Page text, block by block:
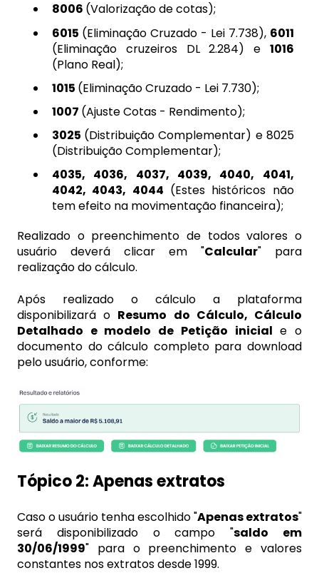
8006 (Valorização de cotas);
6015 (Eliminação Cruzado - Lei 7.738), 6011
(Eliminação cruzeiros DL 2.284) e 1016
(Plano Real);
1015 (Eliminação Cruzado - Lei 7.730);
1007 (Ajuste Cotas - Rendimento);
3025 (Distribuição Complementar) e 8025
(Distribuição Complementar);
4035, 4036, 4037, 4039, 4040, 4041,
4042, 4043, 4044 (Estes históricos não
tem efeito na movimentação financeira);​
Realizado o preenchimento de todos valores o
usuário deverá clicar em "Calcular" para
realização do cálculo.
Após realizado o cálculo a plataforma
disponibilizará o Resumo do Cálculo, Cálculo
Detalhado e modelo de Petição inicial e o
documento do cálculo completo para download
pelo usuário, conforme:
Tópico 2: Apenas extratos
Caso o usuário tenha escolhido "Apenas extratos"
será disponibilizado o campo "saldo em
30/06/1999" para o preenchimento e valores
constantes nos extratos desde 1999.